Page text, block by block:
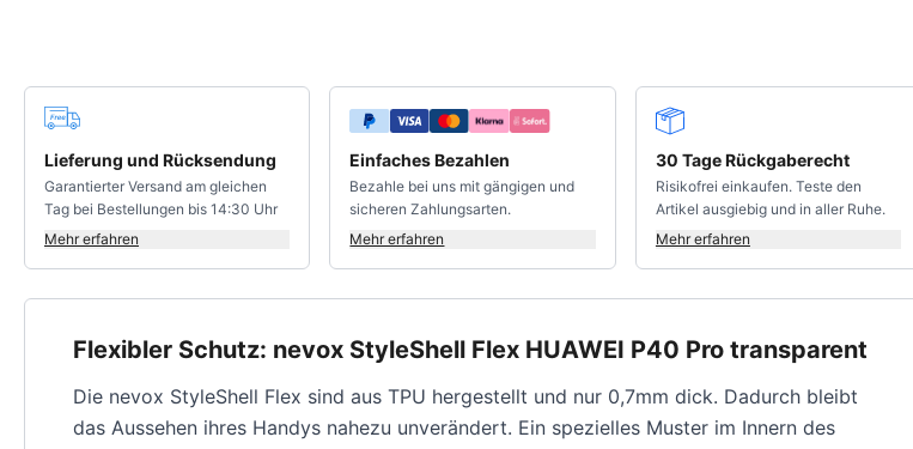
Lieferung und Rücksendung
Garantierter Versand am gleichen
Tag bei Bestellungen bis 14:30 Uhr
Mehr erfahren
Einfaches Bezahlen
Bezahle bei uns mit gängigen und
sicheren Zahlungsarten.
Mehr erfahren
30 Tage Rückgaberecht
Risikofrei einkaufen. Teste den
Artikel ausgiebig und in aller Ruhe.
Mehr erfahren
Flexibler Schutz: nevox StyleShell Flex HUAWEI P40 Pro transparent
Die nevox StyleShell Flex sind aus TPU hergestellt und nur 0,7mm dick. Dadurch bleibt
das Aussehen ihres Handys nahezu unverändert. Ein spezielles Muster im Innern des